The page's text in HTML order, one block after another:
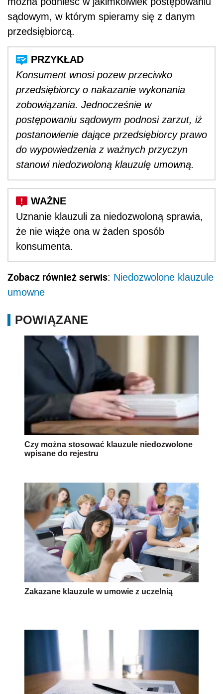
sądowym, w którym spieramy się z danym
przedsiębiorcą.
Konsument wnosi pozew przeciwko
przedsiębiorcy o nakazanie wykonania
zobowiązania. Jednocześnie w
postępowaniu sądowym podnosi zarzut, iż
postanowienie dające przedsiębiorcy prawo
do wypowiedzenia z ważnych przyczyn
stanowi niedozwoloną klauzulę umowną.
Uznanie klauzuli za niedozwoloną sprawia,
że nie wiąże ona w żaden sposób
konsumenta.
Zobacz również serwis: Niedozwolone klauzule
umowne
POWIĄZANE
Czy można stosować klauzule niedozwolone
wpisane do rejestru
Zakazane klauzule w umowie z uczelnią